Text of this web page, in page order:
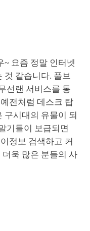
~ 요즘 정말 인터넷
것 같습니다. 풀브
선랜 서비스를 통
전처럼 데스크 탑
구시대의 유물이 되
기들이 보급되면
정보 검색하고 커
욱 많은 분들의 사